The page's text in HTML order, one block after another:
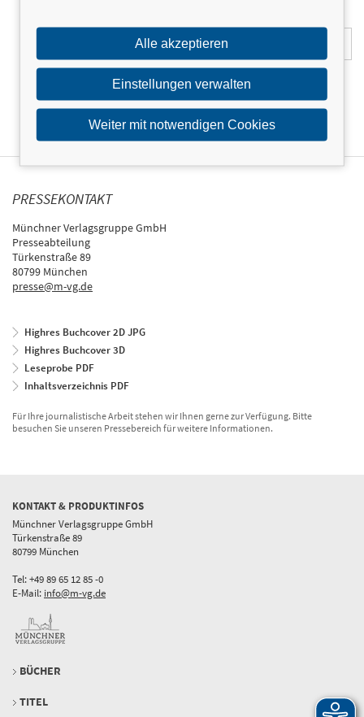
PRESSEKONTAKT
Münchner Verlagsgruppe GmbH
Presseabteilung
Türkenstraße 89
80799 München
presse@m-vg.de
Highres Buchcover 2D JPG
Highres Buchcover 3D
Leseprobe PDF
Inhaltsverzeichnis PDF
Für Ihre journalistische Arbeit stehen wir Ihnen gerne zur Verfügung. Bitte
besuchen Sie unseren Pressebereich für weitere Informationen.
KONTAKT & PRODUKTINFOS
Münchner Verlagsgruppe GmbH
Türkenstraße 89
80799 München
Tel: +49 89 65 12 85 -0
E-Mail: info@m-vg.de
BÜCHER
TITEL
Alle akzeptieren
Einstellungen verwalten
Weiter mit notwendigen Cookies